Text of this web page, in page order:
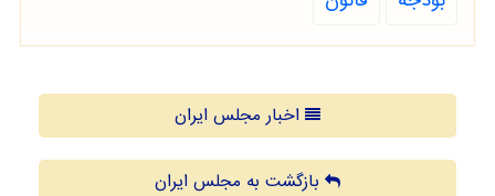
اخبار مجلس ایران
بازگشت به مجلس ایران